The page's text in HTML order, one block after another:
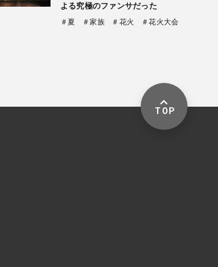
よる究極のファンサだった
＃夏 ＃家族 ＃花火 ＃花火大会
TOP